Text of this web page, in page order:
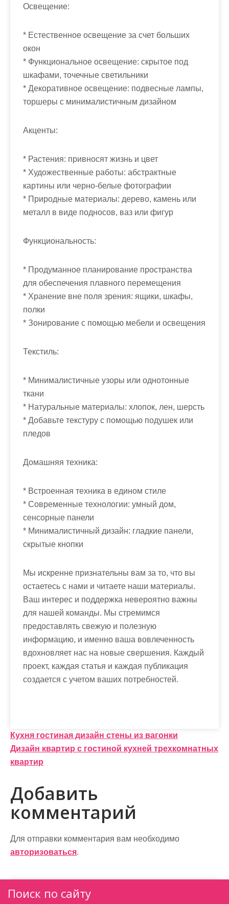
Освещение:
* Естественное освещение за счет больших
окон
* Функциональное освещение: скрытое под
шкафами, точечные светильники
* Декоративное освещение: подвесные лампы,
торшеры с минималистичным дизайном
Акценты:
* Растения: привносят жизнь и цвет
* Художественные работы: абстрактные
картины или черно-белые фотографии
* Природные материалы: дерево, камень или
металл в виде подносов, ваз или фигур
Функциональность:
* Продуманное планирование пространства
для обеспечения плавного перемещения
* Хранение вне поля зрения: ящики, шкафы,
полки
* Зонирование с помощью мебели и освещения
Текстиль:
* Минималистичные узоры или однотонные
ткани
* Натуральные материалы: хлопок, лен, шерсть
* Добавьте текстуру с помощью подушек или
пледов
Домашняя техника:
* Встроенная техника в едином стиле
* Современные технологии: умный дом,
сенсорные панели
* Минималистичный дизайн: гладкие панели,
скрытые кнопки
Мы искренне признательны вам за то, что вы
остаетесь с нами и читаете наши материалы.
Ваш интерес и поддержка невероятно важны
для нашей команды. Мы стремимся
предоставлять свежую и полезную
информацию, и именно ваша вовлеченность
вдохновляет нас на новые свершения. Каждый
проект, каждая статья и каждая публикация
создается с учетом ваших потребностей.
Н
а
и
г
а
ц
я
Кухня гостиная дизайн стены из вагонки
Дизайн квартир с гостиной кухней трехкомнатных
квартир
Добавить
комментарий
Для отправки комментария вам необходимо
авторизоваться.
Поиск по сайту